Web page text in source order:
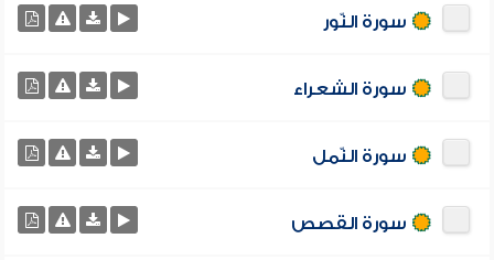
سورة النّور
سورة الشعراء
سورة النّمل
سورة القصص